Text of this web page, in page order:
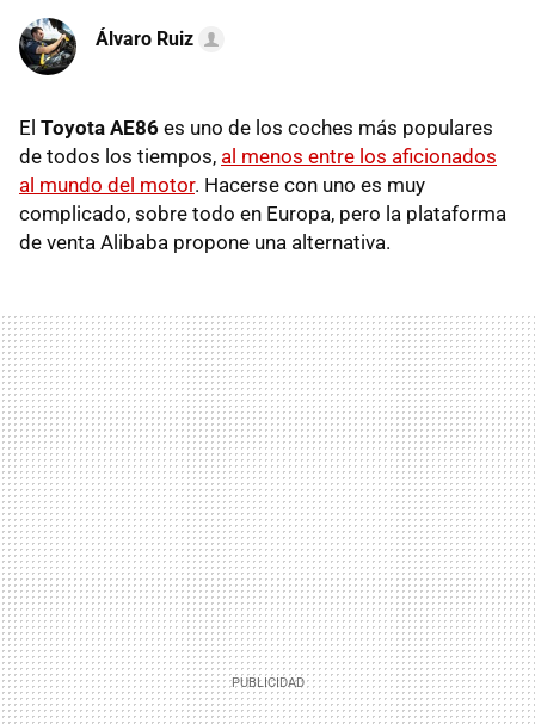
Álvaro Ruiz
El Toyota AE86 es uno de los coches más populares
de todos los tiempos, al menos entre los aficionados
al mundo del motor. Hacerse con uno es muy
complicado, sobre todo en Europa, pero la plataforma
de venta Alibaba propone una alternativa.